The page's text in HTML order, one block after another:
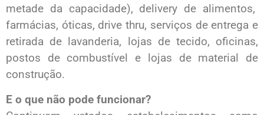
metade da capacidade), delivery de alimentos,
farmácias, óticas, drive thru, serviços de entrega e
retirada de lavanderia, lojas de tecido, oficinas,
postos de combustível e lojas de material de
construção.
E o que não pode funcionar?